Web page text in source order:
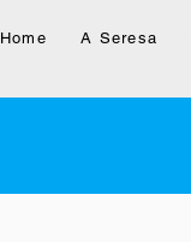
Home A Seresa